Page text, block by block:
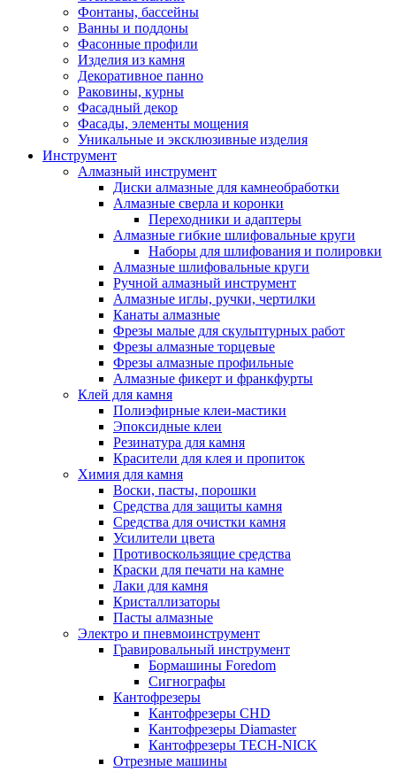
Фонтаны, бассейны
Ванны и поддоны
Фасонные профили
Изделия из камня
Декоративное панно
Раковины, курны
Фасадный декор
Фасады, элементы мощения
Уникальные и эксклюзивные изделия
Инструмент
Алмазный инструмент
Диски алмазные для камнеобработки
Алмазные сверла и коронки
Переходники и адаптеры
Алмазные гибкие шлифовальные круги
Наборы для шлифования и полировки
Алмазные шлифовальные круги
Ручной алмазный инструмент
Алмазные иглы, ручки, чертилки
Канаты алмазные
Фрезы малые для скульптурных работ
Фрезы алмазные торцевые
Фрезы алмазные профильные
Алмазные фикерт и франкфурты
Клей для камня
Полиэфирные клеи-мастики
Эпоксидные клеи
Резинатура для камня
Красители для клея и пропиток
Химия для камня
Воски, пасты, порошки
Средства для защиты камня
Средства для очистки камня
Усилители цвета
Противоскользящие средства
Краски для печати на камне
Лаки для камня
Кристаллизаторы
Пасты алмазные
Электро и пневмоинструмент
Гравировальный инструмент
Бормашины Foredom
Сигнографы
Кантофрезеры
Кантофрезеры CHD
Кантофрезеры Diamaster
Кантофрезеры TECH-NICK
Отрезные машины